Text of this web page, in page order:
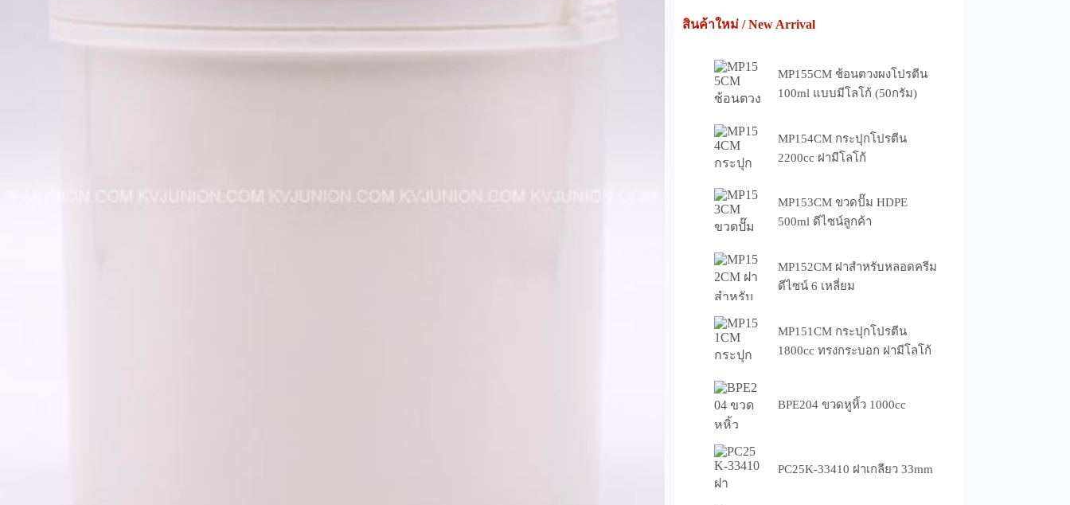
สินค้าใหม่ / New Arrival
MP155CM ช้อนตวงผงโปรตีน
100ml แบบมีโลโก้ (50กรัม)
MP154CM กระปุกโปรตีน
2200cc ฝามีโลโก้
MP153CM ขวดปั๊ม HDPE
500ml ดีไซน์ลูกค้า
MP152CM ฝาสำหรับหลอดครีม
ดีไซน์ 6 เหลี่ยม
MP151CM กระปุกโปรตีน
1800cc ทรงกระบอก ฝามีโลโก้
BPE204 ขวดหูหิ้ว 1000cc
PC25K-33410 ฝาเกลียว 33mm